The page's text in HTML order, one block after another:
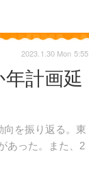
計画延
を振り返る。東
あった。また、2
2023.1.30 Mon 5:55